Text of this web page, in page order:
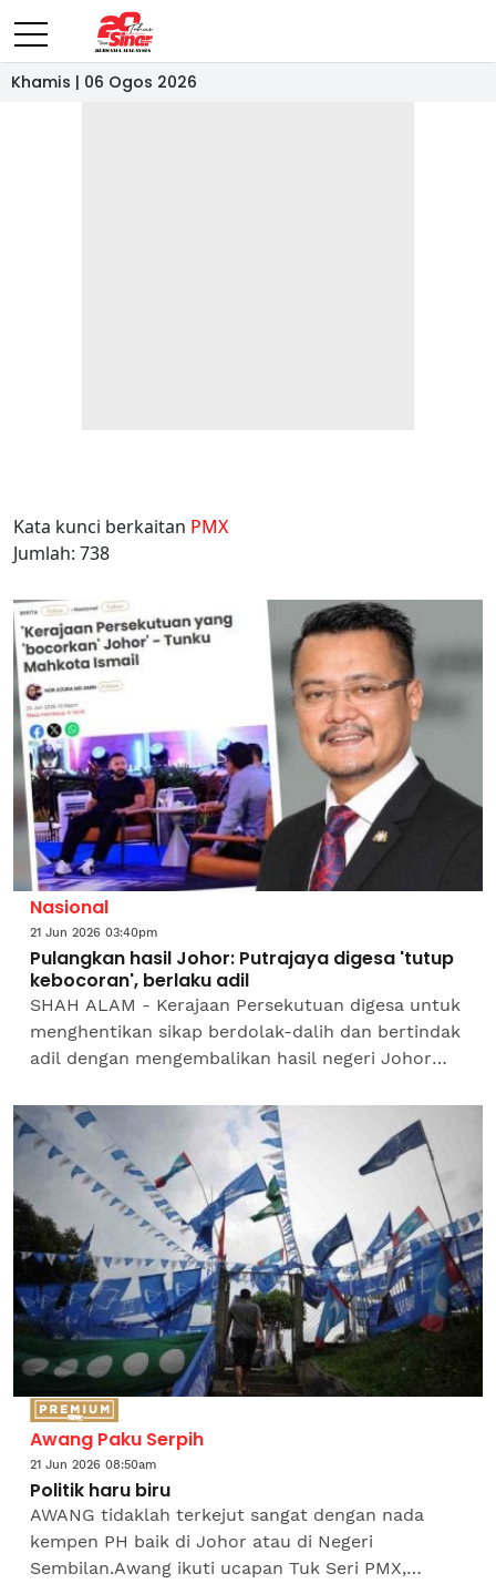
Khamis | 06 Ogos 2026
Kata kunci berkaitan PMX
Jumlah: 738
Nasional
21 Jun 2026 03:40pm
Pulangkan hasil Johor: Putrajaya digesa 'tutup
kebocoran', berlaku adil
SHAH ALAM - Kerajaan Persekutuan digesa untuk
menghentikan sikap berdolak-dalih dan bertindak
adil dengan mengembalikan hasil negeri Johor
kesejahteraan...
Awang Paku Serpih
21 Jun 2026 08:50am
Politik haru biru
AWANG tidaklah terkejut sangat dengan nada
kempen PH baik di Johor atau di Negeri
Sembilan.Awang ikuti ucapan Tuk Seri PMX,